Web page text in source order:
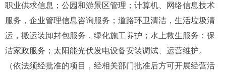
职业供求信息；公园和游景区管理；计算机、网络信息技术
服务，企业管理信息咨询服务；道路环卫清洁，生活垃圾清
运，搬运装卸封包服务，绿化施工养护；水上救生服务；保
洁家政服务；太阳能光伏发电设备安装调试、运营维护。
（依法须经批准的项目，经相关部门批准后方可开展经营活